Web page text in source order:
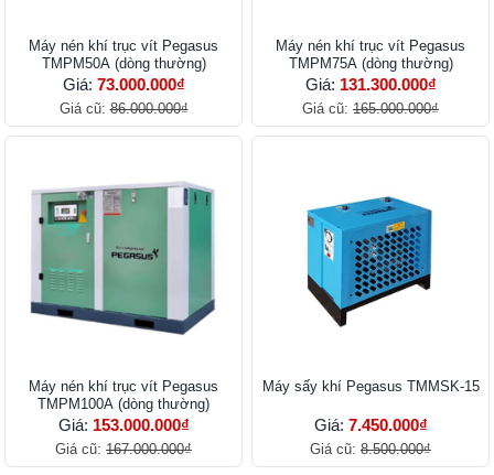
Máy nén khí trục vít Pegasus
TMPM50A (dòng thường)
Giá: 73.000.000₫
Giá cũ:86.000.000₫
Máy nén khí trục vít Pegasus
TMPM75A (dòng thường)
Giá: 131.300.000₫
Giá cũ: 165.000.000₫
Máy nén khí trục vít Pegasus
TMPM100A (dòng thường)
Giá: 153.000.000₫
Giá cũ: 167.000.000₫
Máy sấy khí Pegasus TMMSK-15
Giá: 7.450.000₫
Giá cũ: 8.500.000₫